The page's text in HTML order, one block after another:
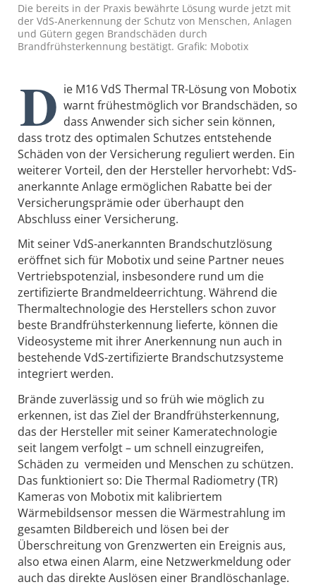
Die bereits in der Praxis bewährte Lösung wurde jetzt mit
der VdS-Anerkennung der Schutz von Menschen, Anlagen
und Gütern gegen Brandschäden durch
Brandfrühsterkennung bestätigt. Grafik: Mobotix
D ie M16 VdS Thermal TR-Lösung von Mobotix
warnt frühestmöglich vor Brandschäden, so
dass Anwender sich sicher sein können,
dass trotz des optimalen Schutzes entstehende
Schäden von der Versicherung reguliert werden. Ein
weiterer Vorteil, den der Hersteller hervorhebt: VdS-
anerkannte Anlage ermöglichen Rabatte bei der
Versicherungsprämie oder überhaupt den
Abschluss einer Versicherung.
Mit seiner VdS-anerkannten Brandschutzlösung
eröffnet sich für Mobotix und seine Partner neues
Vertriebspotenzial, insbesondere rund um die
zertifizierte Brandmeldeerrichtung. Während die
Thermaltechnologie des Herstellers schon zuvor
beste Brandfrühsterkennung lieferte, können die
Videosysteme mit ihrer Anerkennung nun auch in
bestehende VdS-zertifizierte Brandschutzsysteme
integriert werden.
Brände zuverlässig und so früh wie möglich zu
erkennen, ist das Ziel der Brandfrühsterkennung,
das der Hersteller mit seiner Kameratechnologie
seit langem verfolgt – um schnell einzugreifen,
Schäden zu vermeiden und Menschen zu schützen.
Das funktioniert so: Die Thermal Radiometry (TR)
Kameras von Mobotix mit kalibriertem
Wärmebildsensor messen die Wärmestrahlung im
gesamten Bildbereich und lösen bei der
Überschreitung von Grenzwerten ein Ereignis aus,
also etwa einen Alarm, eine Netzwerkmeldung oder
auch das direkte Auslösen einer Brandlöschanlage.